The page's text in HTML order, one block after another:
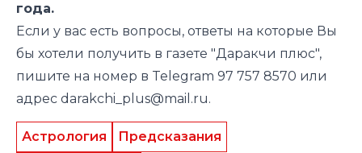
года.
Если у вас есть вопросы, ответы на которые Вы
бы хотели получить в газете "Даракчи плюс",
пишите на номер в Telegram 97 757 8570 или
адрес darakchi_plus@mail.ru.
Астрология
Предсказания